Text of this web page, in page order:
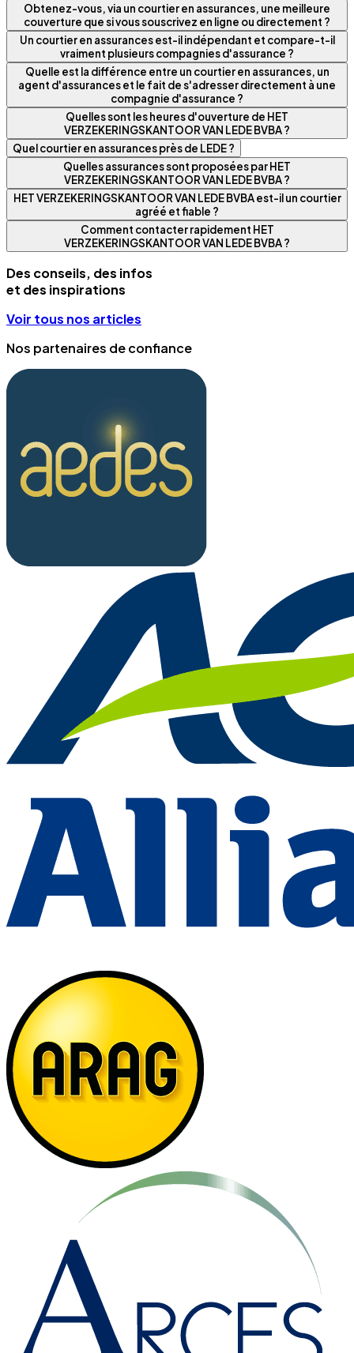
Obtenez-vous, via un courtier en assurances, une meilleure
couverture que si vous souscrivez en ligne ou directement ?
Un courtier en assurances est-il indépendant et compare-t-il
vraiment plusieurs compagnies d'assurance ?
Quelle est la différence entre un courtier en assurances, un
agent d'assurances et le fait de s'adresser directement à une
compagnie d'assurance ?
Quelles sont les heures d'ouverture de HET
VERZEKERINGSKANTOOR VAN LEDE BVBA ?
Quel courtier en assurances près de LEDE ?
Quelles assurances sont proposées par HET
VERZEKERINGSKANTOOR VAN LEDE BVBA ?
HET VERZEKERINGSKANTOOR VAN LEDE BVBA est-il un courtier
agréé et fiable ?
Comment contacter rapidement HET
VERZEKERINGSKANTOOR VAN LEDE BVBA ?
Des conseils, des infos
et des inspirations
Voir tous nos articles
Nos partenaires de confiance